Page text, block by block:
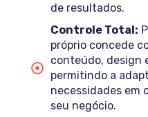
de resultados.
Controle Total:
próprio concede
conteúdo, design
permitindo a
necessidades em
seu negócio.